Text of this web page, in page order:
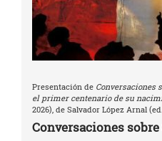
Presentación de Conversaciones
el primer centenario de su
2026), de Salvador López Arnal
Conversaciones